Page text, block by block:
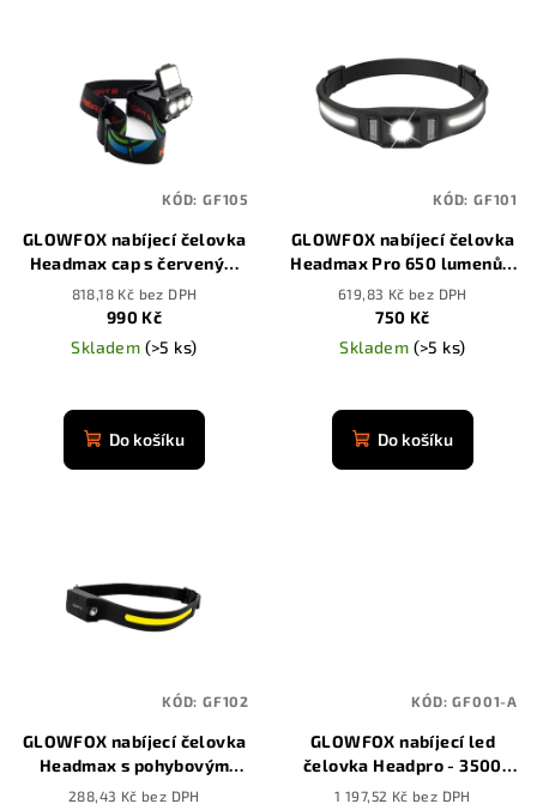
oGLOWFOX nabíjecí čelovka
Headmax cap s červeným
světlem
818,18 Kč bez DPH
990 Kč
Skladem (>5 ks)
Do košíku
KÓD: GF105
GLOWFOX nabíjecí čelovka
Headmax Pro 650 lumenů s
pohybovým senzorem
619,83 Kč bez DPH
750 Kč
Skladem (>5 ks)
hodnocení
produktu
Do košíku
KÓD: GF101
GLOWFOX nabíjecí čelovka
Headmax s pohybovým
senzorem
288,43 Kč bez DPH
KÓD: GF102
GLOWFOX nabíjecí led
čelovka Headpro - 3500
mAh
1 197,52 Kč bez DPH
KÓD:GF001-A